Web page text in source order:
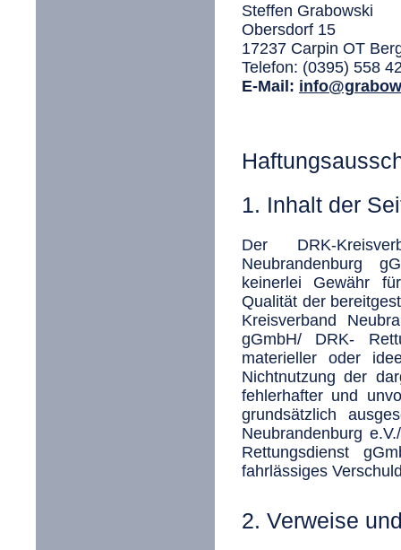
Steffen Grabowski
Obersdorf 15
17237 Carpin OT
Telefon: (0395) 558
E-Mail:
1. Inhalt der
Der DRK-
Neubrandenburg
keinerlei Gewähr
Qualität der
Kreisverband
gGmbH/ DRK-
materieller oder
Nichtnutzung der
fehlerhafter und
grundsätzlich
Neubrandenburg
Rettungsdienst
fahrlässiges
2. Verweise